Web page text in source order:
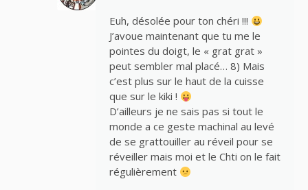
Euh, désolée pour ton chéri !!!
J’avoue maintenant que tu me le
pointes du doigt, le « grat grat »
peut sembler mal placé… 8) Mais
c’est plus sur le haut de la cuisse
que sur le kiki !
D’ailleurs je ne sais pas si tout le
monde a ce geste machinal au levé
de se grattouiller au réveil pour se
réveiller mais moi et le Chti on le fait
régulièrement